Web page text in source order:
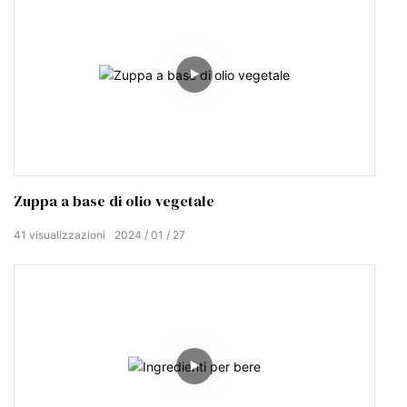
Zuppa a base di olio vegetale
2024 01 27
41 visualizzazioni